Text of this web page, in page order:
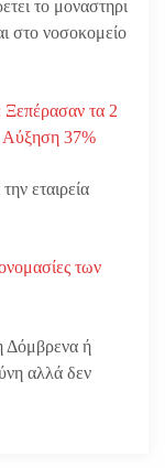
το μοναστηρι
στο νοσοκομείο
τα 2
Αύξηση 37%
εταιρεία
των
Δόμβρενα ή
αλλά δεν